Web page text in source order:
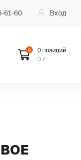
61-60 Вход
0
0 позиций
0 ₽